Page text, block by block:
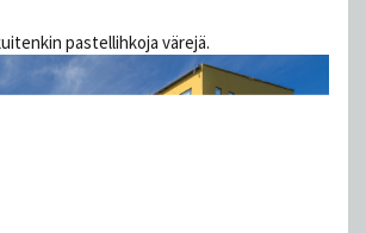
pastellihkoja värejä.